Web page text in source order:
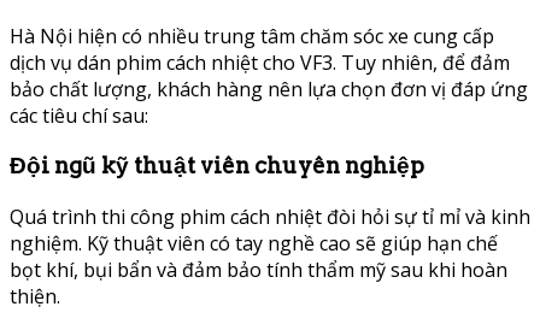
Hà Nội hiện có nhiều trung tâm chăm sóc xe cung cấp
dịch vụ dán phim cách nhiệt cho VF3. Tuy nhiên, để đảm
bảo chất lượng, khách hàng nên lựa chọn đơn vị đáp ứng
các tiêu chí sau:
Đội ngũ kỹ thuật viên chuyên nghiệp
Quá trình thi công phim cách nhiệt đòi hỏi sự tỉ mỉ và kinh
nghiệm. Kỹ thuật viên có tay nghề cao sẽ giúp hạn chế
bọt khí, bụi bẩn và đảm bảo tính thẩm mỹ sau khi hoàn
thiện.